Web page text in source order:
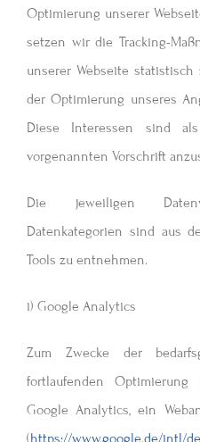
Optimierung unserer
setzen wir die Tracking-
unserer Webseite
der Optimierung unseres
Diese Interessen sind
vorgenannten Vorschrift
Die jeweiligen
Datenkategorien sind aus
Tools zu entnehmen.
i) Google Analytics
Zum Zwecke der
fortlaufenden
Google Analytics, ein
(https://www.google.de/intl/